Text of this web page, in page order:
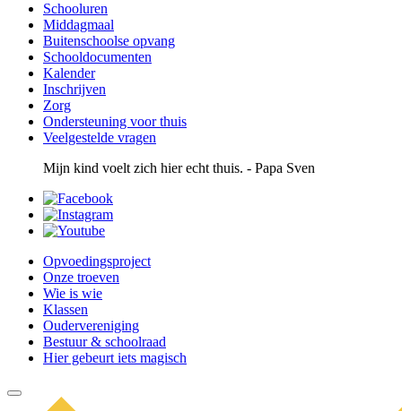
Schooluren
Middagmaal
Buitenschoolse opvang
Schooldocumenten
Kalender
Inschrijven
Zorg
Ondersteuning voor thuis
Veelgestelde vragen
Mijn kind voelt zich hier echt thuis. - Papa Sven
Opvoedingsproject
Onze troeven
Wie is wie
Klassen
Oudervereniging
Bestuur & schoolraad
Hier gebeurt iets magisch